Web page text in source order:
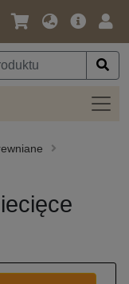
Język
Waluta
Oferta